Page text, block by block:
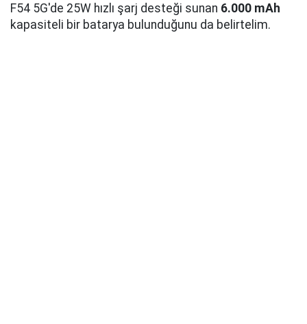
F54 5G'de 25W hızlı şarj desteği sunan 6.000 mAh
kapasiteli bir batarya bulunduğunu da belirtelim.